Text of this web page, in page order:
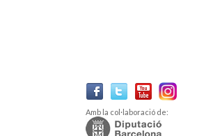
Amb la col·laboració de: